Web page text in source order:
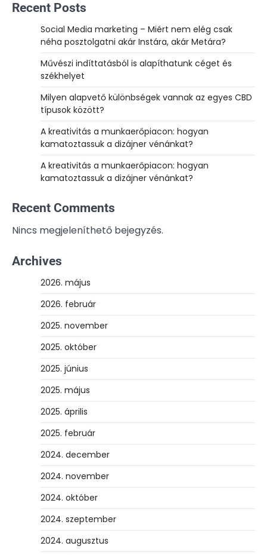
Recent Posts
Social Media marketing – Miért nem elég csak
néha posztolgatni akár Instára, akár Metára?
Művészi indíttatásból is alapíthatunk céget és
székhelyet
Milyen alapvető különbségek vannak az egyes CBD
típusok között?
A kreativitás a munkaerőpiacon: hogyan
kamatoztassuk a dizájner vénánkat?
A kreativitás a munkaerőpiacon: hogyan
kamatoztassuk a dizájner vénánkat?
Recent Comments
Nincs megjeleníthető bejegyzés.
Archives
2026. május
2026. február
2025. november
2025. október
2025. június
2025. május
2025. április
2025. február
2024. december
2024. november
2024. október
2024. szeptember
2024. augusztus